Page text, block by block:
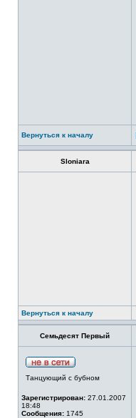
Вернуться к началу
Sloniara
Вернуться к началу
Семьдесят Первый
Танцующий с бубном
Зарегистрирован: 27.01.2007
18:48
Сообщения: 1745